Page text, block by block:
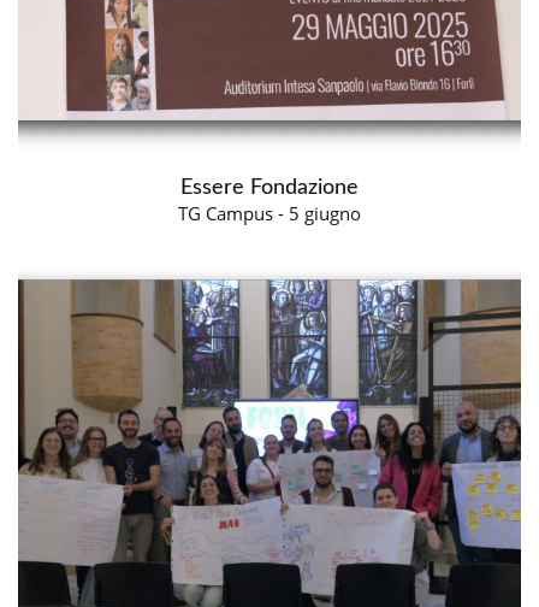
Essere Fondazione
TG Campus - 5 giugno